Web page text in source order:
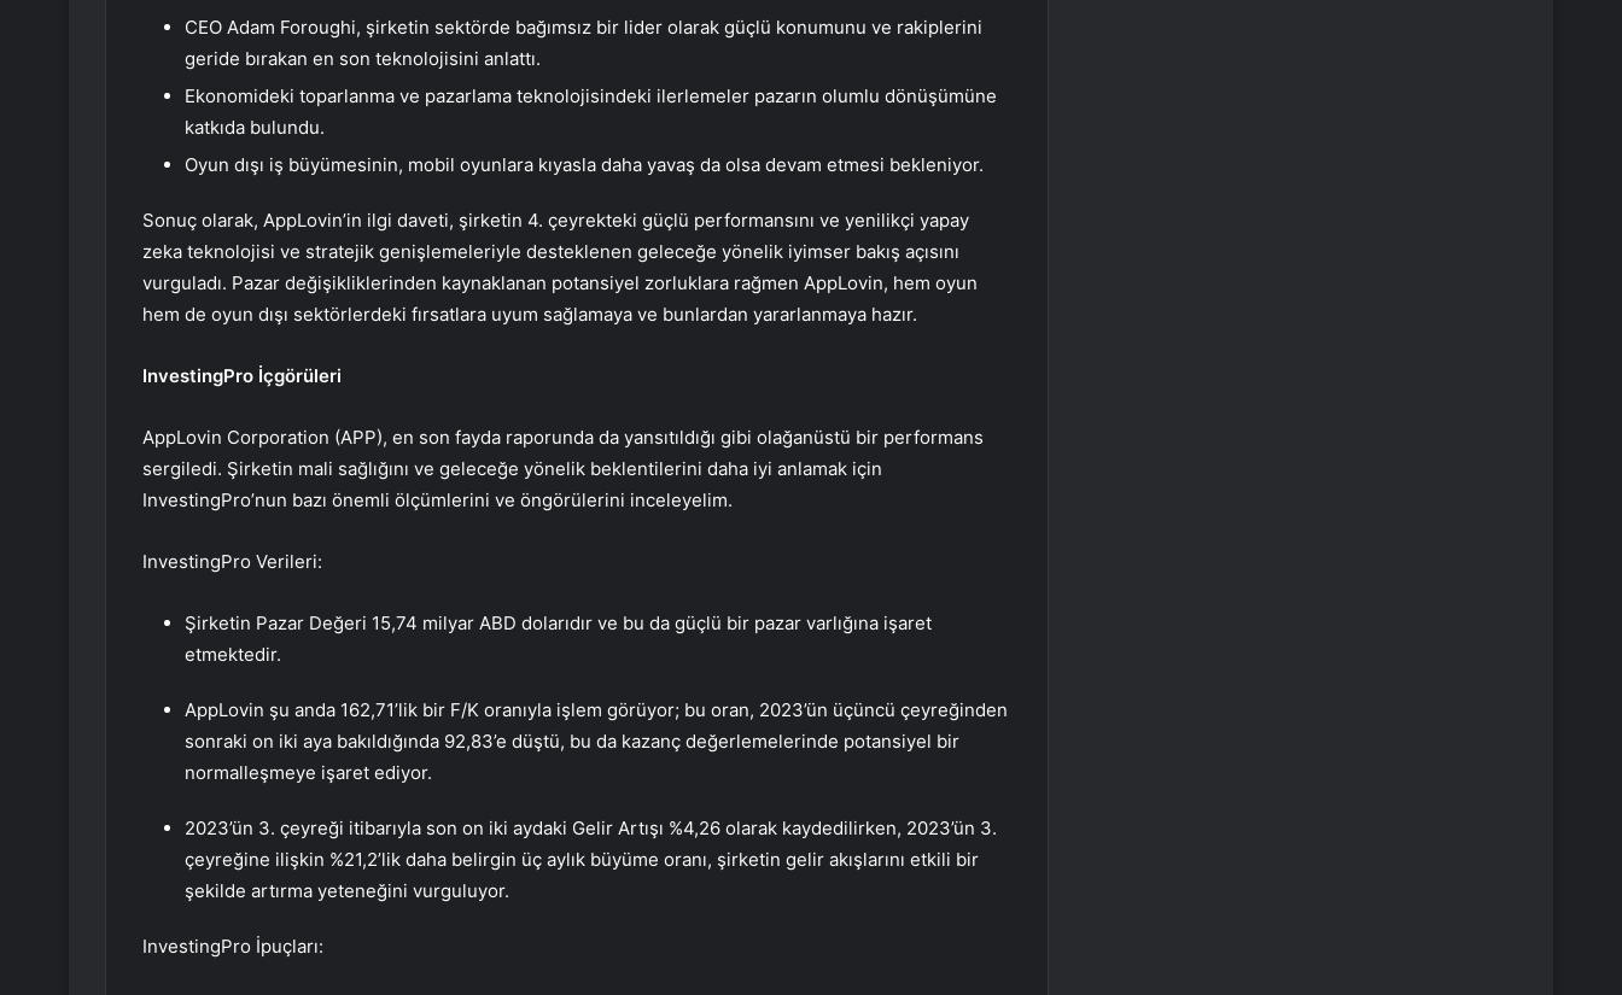
CEO Adam Foroughi, şirketin sektörde bağımsız bir lider olarak güçlü konumunu ve rakiplerini
geride bırakan en son teknolojisini anlattı.
Ekonomideki toparlanma ve pazarlama teknolojisindeki ilerlemeler pazarın olumlu dönüşümüne
katkıda bulundu.
Oyun dışı iş büyümesinin, mobil oyunlara kıyasla daha yavaş da olsa devam etmesi bekleniyor.
Sonuç olarak, AppLovin’in ilgi daveti, şirketin 4. çeyrekteki güçlü performansını ve yenilikçi yapay
zeka teknolojisi ve stratejik genişlemeleriyle desteklenen geleceğe yönelik iyimser bakış açısını
vurguladı. Pazar değişikliklerinden kaynaklanan potansiyel zorluklara rağmen AppLovin, hem oyun
hem de oyun dışı sektörlerdeki fırsatlara uyum sağlamaya ve bunlardan yararlanmaya hazır.
InvestingPro İçgörüleri
AppLovin Corporation (APP), en son fayda raporunda da yansıtıldığı gibi olağanüstü bir performans
sergiledi. Şirketin mali sağlığını ve geleceğe yönelik beklentilerini daha iyi anlamak için
InvestingPro’nun bazı önemli ölçümlerini ve öngörülerini inceleyelim.
InvestingPro Verileri:
Şirketin Pazar Değeri 15,74 milyar ABD dolarıdır ve bu da güçlü bir pazar varlığına işaret
etmektedir.
AppLovin şu anda 162,71’lik bir F/K oranıyla işlem görüyor; bu oran, 2023’ün üçüncü çeyreğinden
sonraki on iki aya bakıldığında 92,83’e düştü, bu da kazanç değerlemelerinde potansiyel bir
normalleşmeye işaret ediyor.
2023’ün 3. çeyreği itibarıyla son on iki aydaki Gelir Artışı %4,26 olarak kaydedilirken, 2023’ün 3.
çeyreğine ilişkin %21,2’lik daha belirgin üç aylık büyüme oranı, şirketin gelir akışlarını etkili bir
şekilde artırma yeteneğini vurguluyor.
InvestingPro İpuçları: